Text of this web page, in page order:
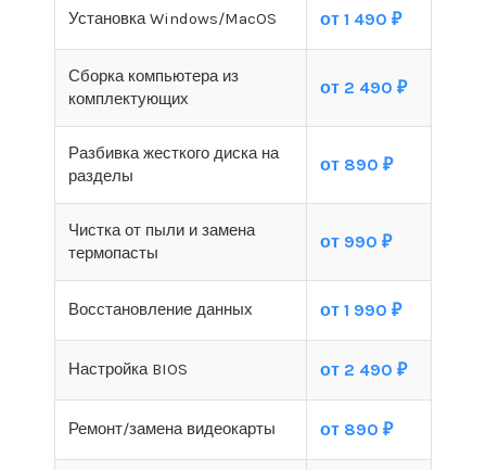
Установка Windows/MacOS от 1 490 ₽
Сборка компьютера из
комплектующих
от 2 490 ₽
Разбивка жесткого диска на
разделы
от 890 ₽
Чистка от пыли и замена
термопасты
от 990 ₽
Восстановление данных от 1 990 ₽
Настройка BIOS от 2 490 ₽
Ремонт/замена видеокарты от 890 ₽